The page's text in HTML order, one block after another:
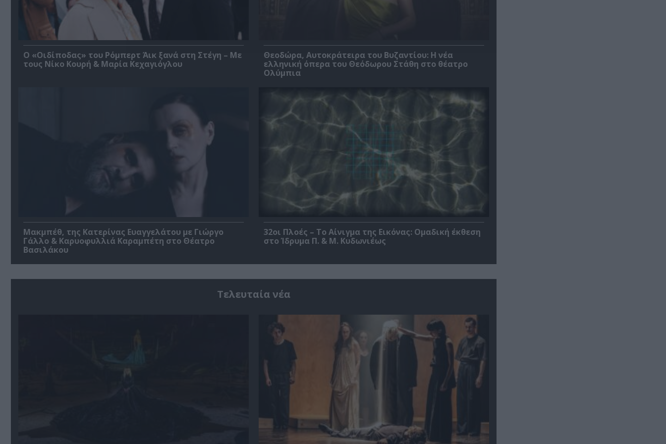
O «Οιδίποδας» του Ρόμπερτ Άικ ξανά στη Στέγη – Με
τους Νίκο Κουρή & Μαρία Κεχαγιόγλου
Θεοδώρα, Αυτοκράτειρα του Βυζαντίου: Η νέα
ελληνική όπερα του Θεόδωρου Στάθη στο θέατρο
Ολύμπια
Μακμπέθ, της Κατερίνας Ευαγγελάτου με Γιώργο
Γάλλο & Καρυοφυλλιά Καραμπέτη στο Θέατρο
Βασιλάκου
32οι Πλοές – Το Αίνιγμα της Εικόνας: Ομαδική έκθεση
στο Ίδρυμα Π. & Μ. Κυδωνιέως
Τελευταία νέα